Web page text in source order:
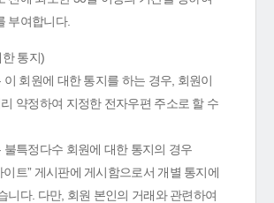
부여합니다.
통지)
이 회원에 대한 통지를 하는 경우, 회원이
리 약정하여 지정한 전자우편 주소로 할 수
불특정다수 회원에 대한 통지의 경우
이트” 게시판에 게시함으로서 개별 통지에
니다. 다만, 회원 본인의 거래와 관련하여